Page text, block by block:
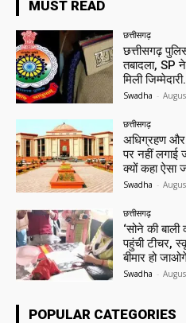
MUST READ
छत्तीसगढ़
छत्तीसगढ़
तबादला, SP
मिली
Swadha -
छत्तीसगढ़
अधिग्रहण और
पर नहीं लगाई
क्यों कहा ऐसा
Swadha -
छत्तीसगढ़
‘सोने की
पहुंची टीचर,
बीमार हो
Swadha -
POPULAR CATEGORIES